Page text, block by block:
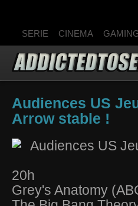
SERIE CINEMA
Audiences US
Arrow stable !
Audiences US
20h
Grey's Anatomy